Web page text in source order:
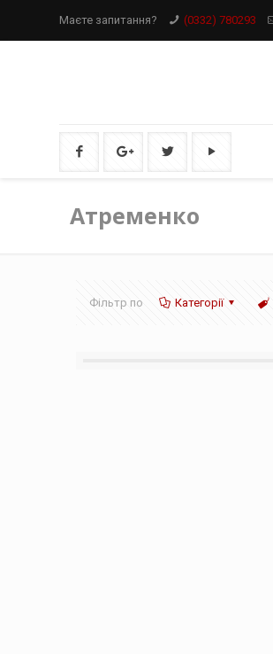
Маєте запитання? (0332) 780293
Атременко
Фільтр по Категорії